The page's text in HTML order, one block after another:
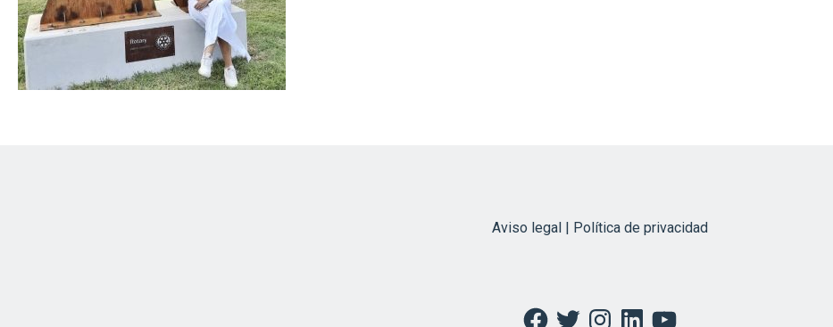
Aviso legal | Política de privacidad
Facebook
TwitterInstagramLinkedInYouTube